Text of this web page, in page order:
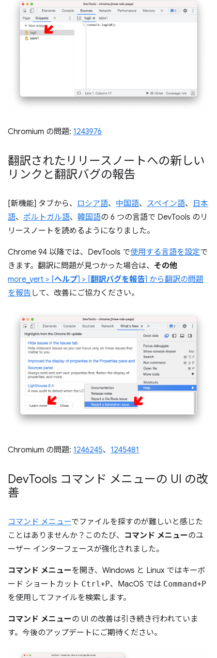
Chromium の問題: 1243976
翻訳されたリリースノートへの新しい
リンクと翻訳バグの報告
[新機能] タブから、 ロシア語、 中国語、 スペイン語、
日本
語、 ポルトガル語、 韓国語の 6 つの言語で DevTools のリ
リースノートを読めるようになりました。
Chrome 94 以降では、DevTools で使用する言語を設定で
きます。翻訳に問題が見つかった場合は、 その他
more_vert > [ヘルプ] > [翻訳バグを報告] から翻訳の問題
を報告 して、改善にご協力ください。
Chromium の問題: 1246245、 1245481
DevTools コマンド メニューの UI の改
善
コマンド メニューでファイルを探すのが難しいと感じた
ことはありませんか？このたび、 コマンド メニューのユ
ーザー インターフェースが強化されました。
コマンド メニューを開き、Windows と Linux ではキーボ
ード ショートカット Ctrl +P、MacOS では Command+P
を使用してファイルを検索します。
コマンド メニューの UI の改善は引き続き行われていま
す。今後のアップデートにご期待ください。